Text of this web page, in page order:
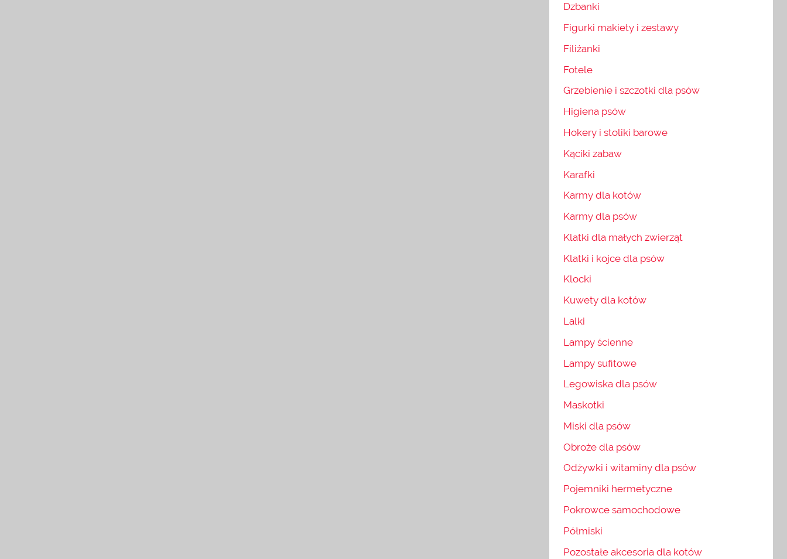
Dzbanki
Figurki makiety i zestawy
Filiżanki
Fotele
Grzebienie i szczotki dla psów
Higiena psów
Hokery i stoliki barowe
Kąciki zabaw
Karafki
Karmy dla kotów
Karmy dla psów
Klatki dla małych zwierząt
Klatki i kojce dla psów
Klocki
Kuwety dla kotów
Lalki
Lampy ścienne
Lampy sufitowe
Legowiska dla psów
Maskotki
Miski dla psów
Obroże dla psów
Odżywki i witaminy dla psów
Pojemniki hermetyczne
Pokrowce samochodowe
Półmiski
Pozostałe akcesoria dla kotów